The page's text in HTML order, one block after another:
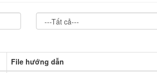
File hướng dẫn